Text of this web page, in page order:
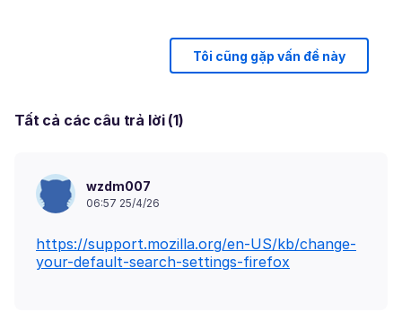
Tôi cũng gặp vấn đề này
Tất cả các câu trả lời (1)
wzdm007
06:57 25/4/26
https://support.mozilla.org/en-US/kb/change-
your-default-search-settings-firefox